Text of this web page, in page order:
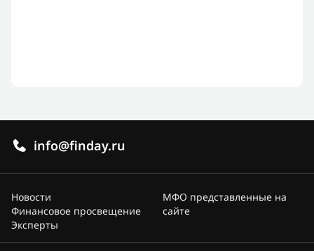
info@finday.ru
Новости
Финансовое просвещение
Эксперты
МФО представленные на
сайте